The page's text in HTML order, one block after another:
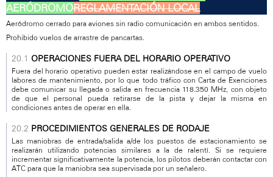
AERÓDROMOREGLAMENTACIÓN LOCAL
Aeródromo cerrado para aviones sin radio comunicación en ambos sentidos.
Prohibido vuelos de arrastre de pancartas.
OPERACIONES FUERA DEL HORARIO OPERATIVO
Fuera del horario operativo pueden estar realizándose en el campo de vuelo
labores de mantenimiento, por lo que todo tráfico con Carta de Exenciones
debe comunicar su llegada o salida en frecuencia 118.350 MHz, con objeto
de que el personal pueda retirarse de la pista y dejar la misma en
condiciones antes de operar en ella.
PROCEDIMIENTOS GENERALES DE RODAJE
Las maniobras de entrada/salida a/de los puestos de estacionamiento se
realizarán utilizando potencias similares a la de ralentí. Si se requiere
incrementar significativamente la potencia, los pilotos deberán contactar con
ATC para que la maniobra sea supervisada por un señalero.